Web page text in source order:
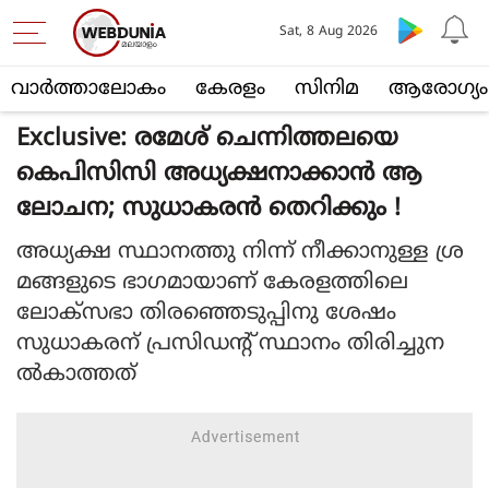
വാര്‍ത്താലോകം കേരളം സിനിമ ആരോഗ്യം
Sat, 8 Aug 2026
Exclusive: രമേശ് ചെന്നിത്തലയെ
കെപിസിസി അധ്യക്ഷനാക്കാന്‍ ആ
ലോചന; സുധാകരന്‍ തെറിക്കും !
അധ്യക്ഷ സ്ഥാനത്തു നിന്ന് നീക്കാനുള്ള ശ്ര
മങ്ങളുടെ ഭാഗമായാണ് കേരളത്തിലെ
ലോക്‌സഭാ തിരഞ്ഞെടുപ്പിനു ശേഷം
സുധാകരന് പ്രസിഡന്റ് സ്ഥാനം തിരിച്ചുന
ല്‍കാത്തത്